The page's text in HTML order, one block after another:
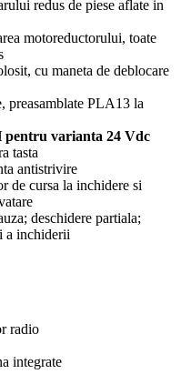
redus de piese aflate in
motoreductorului, toate
cu maneta de deblocare
preasamblate PLA13 la
pentru varianta 24 Vdc
tasta
antistrivire
de cursa la inchidere si
deschidere partiala;
a inchiderii
radio
integrate